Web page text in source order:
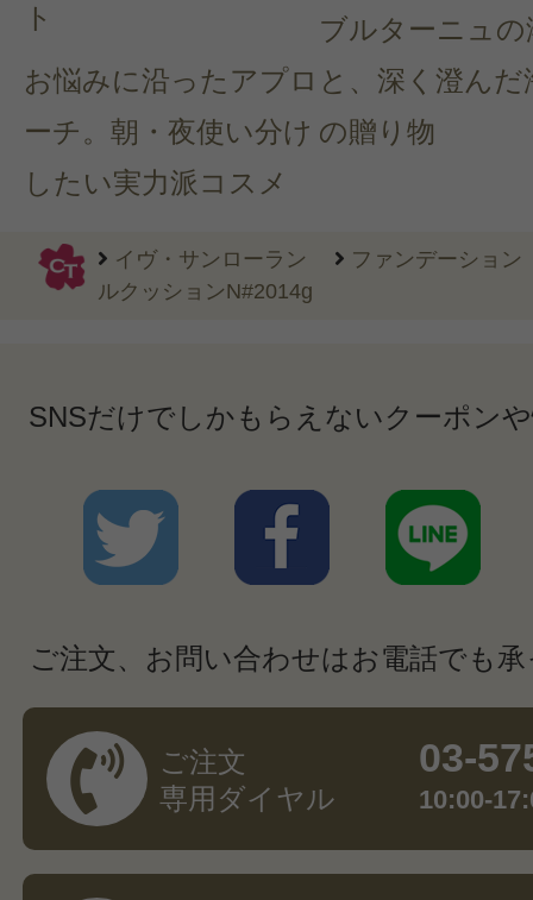
ト
お悩みに沿ったアプロ
ーチ。朝・夜使い分け
したい実力派コスメ
ブルターニュの
と、深く澄んだ
の贈り物
イヴ・サンローラン
ファンデーション
ルクッションN#2014g
SNSだけでしかもらえないクーポン
ご注文、お問い合わせはお電話でも
ご注文
専用ダイヤル
03-
10:00-